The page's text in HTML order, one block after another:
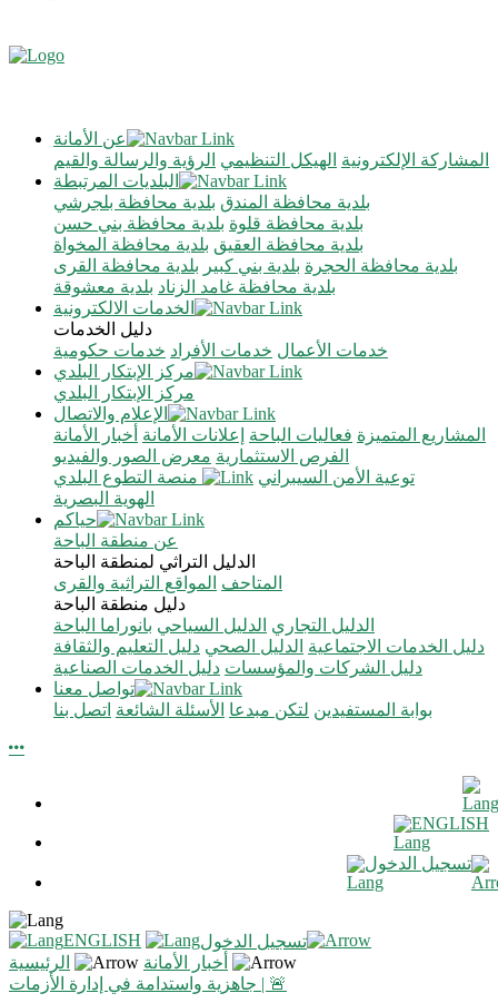
عن الأمانة
الرؤية والرسالة والقيم الهيكل التنظيمي المشاركة الإلكترونية
البلديات المرتبطة
بلدية محافظة بلجرشي بلدية محافظة المندق
بلدية محافظة بني حسن بلدية محافظة قلوة
بلدية محافظة المخواة بلدية محافظة العقيق
بلدية محافظة القرى بلدية بني كبير بلدية محافظة الحجرة
بلدية معشوقة بلدية محافظة غامد الزناد
الخدمات الالكترونية
دليل الخدمات
خدمات حكومية خدمات الأفراد خدمات الأعمال
مركز الإبتكار البلدي
مركز الإبتكار البلدي
الإعلام والاتصال
أخبار الأمانة إعلانات الأمانة فعاليات الباحة المشاريع المتميزة
معرض الصور والفيديو الفرص الاستثمارية
منصة التطوع البلدي
توعية الأمن السيبراني
الهوية البصرية
حياكم
عن منطقة الباحة
الدليل التراثي لمنطقة الباحة
المواقع التراثية والقرى المتاحف
دليل منطقة الباحة
بانوراما الباحة الدليل السياحي الدليل التجاري
دليل التعليم والثقافة الدليل الصحي دليل الخدمات الاجتماعية
دليل الخدمات الصناعية دليل الشركات والمؤسسات
تواصل معنا
اتصل بنا الأسئلة الشائعة لتكن مبدعا بوابة المستفيدين
ENGLISH
تسجيل الدخول
ENGLISH
تسجيل الدخول
الرئيسية
أخبار الأمانة
جاهزية واستدامة في إدارة الأزمات | 🚨